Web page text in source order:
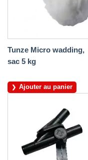
Tunze Micro wadding,
sac 5 kg
Ajouter au panier